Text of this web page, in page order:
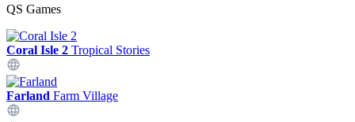
QS Games
Coral Isle 2 Tropical Stories
Farland Farm Village